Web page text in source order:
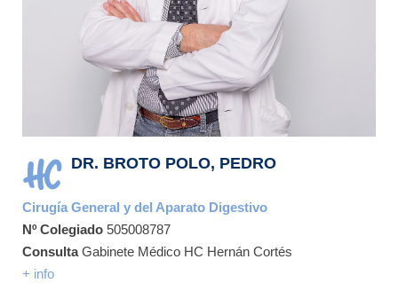
DR. BROTO POLO, PEDRO
Cirugía General y del Aparato Digestivo
Nº Colegiado 505008787
ConsultaGabinete Médico HC Hernán Cortés
+ info